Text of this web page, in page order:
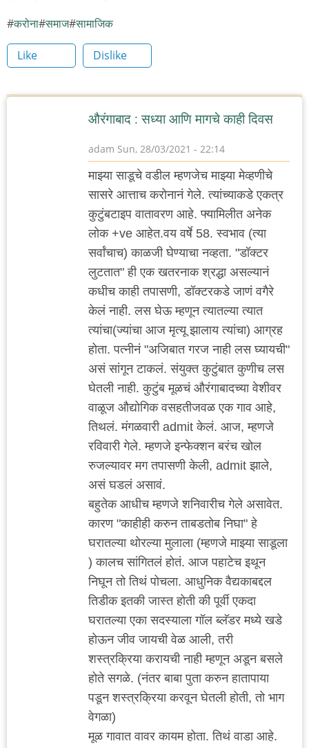
करोना समाज सामाजिक
Like Dislike
औरंगाबाद : सध्या आणि मागचे काही दिवस
adam Sun, 28/03/2021 - 22:14
माझ्या साडूचे वडील म्हणजेच माझ्या मेव्हणीचे
सासरे आत्ताच करोनानं गेले. त्यांच्याकडे एकत्र
कुटुंबटाइप वातावरण आहे. फ्यामिलीत अनेक
लोक +ve आहेत.वय वर्षे 58. स्वभाव (त्या
सर्वांचाच) काळजी घेण्याचा नव्हता. "डॉक्टर
लुटतात" ही एक खतरनाक श्रद्धा असल्यानं
कधीच काही तपासणी, डॉक्टरकडे जाणं वगैरे
केलं नाही. लस घेऊ म्हणून त्यातल्या त्यात
त्यांचा(ज्यांचा आज मृत्यू झालाय त्यांचा) आग्रह
होता. पत्नीनं "अजिबात गरज नाही लस घ्यायची"
असं सांगून टाकलं. संयुक्त कुटुंबात कुणीच लस
घेतली नाही. कुटुंब मूळचं औरंगाबादच्या वेशीवर
वाळूज औद्योगिक वसहतीजवळ एक गाव आहे,
तिथलं. मंगळवारी admit केलं. आज, म्हणजे
रविवारी गेले. म्हणजे इन्फेक्शन बरंच खोल
रुजल्यावर मग तपासणी केली, admit झाले,
असं घडलं असावं.
बहुतेक आधीच म्हणजे शनिवारीच गेले असावेत.
कारण "काहीही करुन ताबडतोब निघा" हे
घरातल्या थोरल्या मुलाला (म्हणजे माझ्या साडूला
) कालच सांगितलं होतं. आज पहाटेच इथून
निघून तो तिथं पोचला. आधुनिक वैद्यकाबद्दल
तिडीक इतकी जास्त होती की पूर्वी एकदा
घरातल्या एका सदस्याला गॉल ब्लॅडर मध्ये खडे
होऊन जीव जायची वेळ आली, तरी
शस्त्रक्रिया करायची नाही म्हणून अडून बसले
होते सगळे. (नंतर बाबा पुता करुन हातापाया
पडून शस्त्रक्रिया करवून घेतली होती, तो भाग
वेगळा)
मूळ गावात वावर कायम होता. तिथं वाडा आहे.